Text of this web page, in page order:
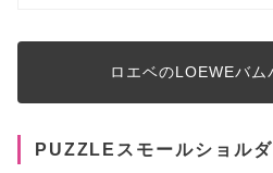
ロエベのLOEWEバム
PUZZLEスモールショル